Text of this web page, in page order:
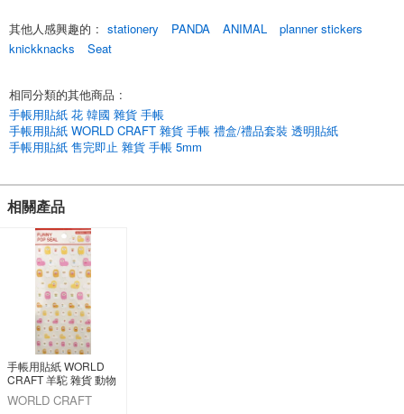
這些貼紙平整、易貼、易用。
A 型（10 種）和 B 型（3 種），共 13 種陣容！
容量大，非常適合喜歡貼貼紙的孩子和想裝飾自己愛車的人。
您可以毫不猶豫地享受用它們裝飾汽車的樂趣*。
；
；
；
；
；
[A 型 - 藤蔓］
WE-FL01 / 心形
WE-FL02 / 星星
WE-FL04 / Omp
WE-FL07 / 糖果
WE-FL09 / Kokki
WE-FL10 / 貓
WE-FL13 / 鸚鵡
WE-FL15 / 熊貓
WE-FL16 / 青蛙
其他人感興趣的 : stationery PANDA ANIMAL
planner stickers
knickknacks
Seat
相同分類的其他商品 :
手帳用貼紙 花 韓國 雜貨 手帳
手帳用貼紙 WORLD CRAFT 雜貨 手帳 禮盒/禮品套裝 透明貼紙
手帳用貼紙 售完即止 雜貨 手帳 5mm
相關產品
手帳用貼紙 WORLD
CRAFT 羊駝 雜貨 動物
裝飾/擺飾
WORLD CRAFT